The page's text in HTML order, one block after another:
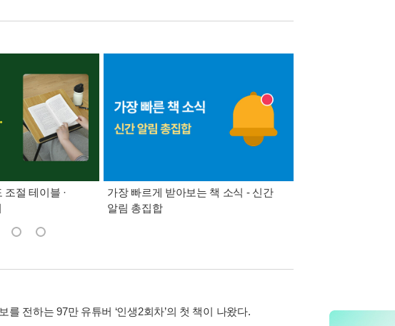
조절 테이블 ·
가장 빠르게 받아보는 책 소식 - 신간
알림 총집합
전하는 97만 유튜버 ‘인생2회차’의 첫 책이 나왔다.